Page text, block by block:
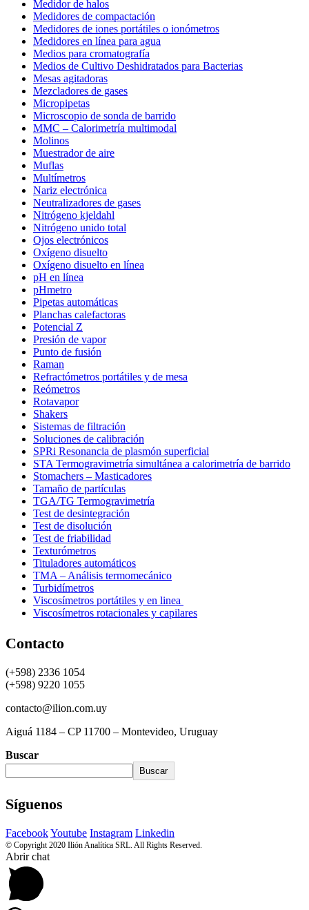
Medidor de halos
Medidores de compactación
Medidores de iones portátiles o ionómetros
Medidores en línea para agua
Medios para cromatografía
Medios de Cultivo Deshidratados para Bacterias
Mesas agitadoras
Mezcladores de gases
Micropipetas
Microscopio de sonda de barrido
MMC – Calorimetría multimodal
Molinos
Muestrador de aire
Muflas
Multímetros
Nariz electrónica
Neutralizadores de gases
Nitrógeno kjeldahl
Nitrógeno unido total
Ojos electrónicos
Oxígeno disuelto
Oxígeno disuelto en línea
pH en línea
pHmetro
Pipetas automáticas
Planchas calefactoras
Potencial Z
Presión de vapor
Punto de fusión
Raman
Refractómetros portátiles y de mesa
Reómetros
Rotavapor
Shakers
Sistemas de filtración
Soluciones de calibración
SPRi Resonancia de plasmón superficial
STA Termogravimetría simultánea a calorimetría de barrido
Stomachers – Masticadores
Tamaño de partículas
TGA/TG Termogravimetría
Test de desintegración
Test de disolución
Test de friabilidad
Texturómetros
Tituladores automáticos
TMA – Análisis termomecánico
Turbidímetros
Viscosímetros portátiles y en linea
Viscosímetros rotacionales y capilares
Contacto
(+598) 2336 1054
(+598) 9220 1055
contacto@ilion.com.uy
Aiguá 1184 – CP 11700 – Montevideo, Uruguay
Buscar
Buscar
Síguenos
FacebookYoutube Instagram Linkedin
© Copyright 2020 Ilión Analítica SRL. All Rights Reserved.
Abrir chat